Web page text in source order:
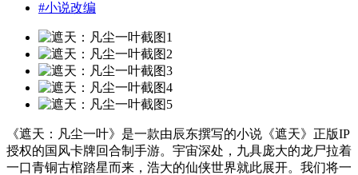
#小说改编
《遮天：凡尘一叶》是一款由辰东撰写的小说《遮天》正版IP
授权的国风卡牌回合制手游。宇宙深处，九具庞大的龙尸拉着
一口青铜古棺踏星而来，浩大的仙侠世界就此展开。我们将一